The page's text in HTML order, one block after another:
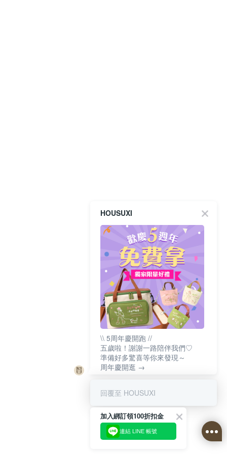
HOUSUXI
\\ 5周年慶開跑 //
五歲啦！謝謝一路陪伴我們♡
準備好多驚喜等你來發現～
周年慶開逛 →
回覆至 HOUSUXI
加入綁訂領100折扣金
連結 LINE 帳號